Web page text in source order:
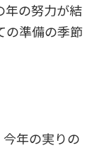
年の努力が結
の準備の季節
年の実りの